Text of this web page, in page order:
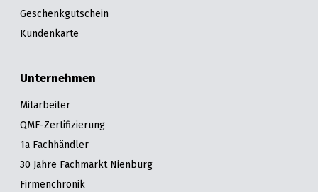
Geschenkgutschein
Kundenkarte
Unternehmen
Mitarbeiter
QMF-Zertifizierung
1a Fachhändler
30 Jahre Fachmarkt Nienburg
Firmenchronik